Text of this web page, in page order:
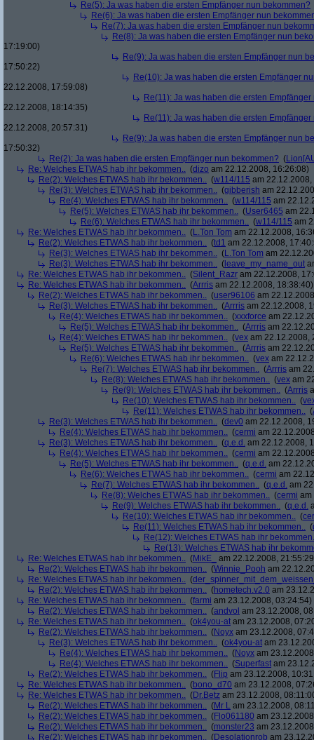
Re(5): Ja was haben die ersten Empfänger nun bekommen?
Re(6): Ja was haben die ersten Empfänger nun
Re(7): Ja was haben die ersten Empfänger nun
Re(8): Ja was haben die ersten Empfänger nun
17:19:00)
Re(9): Ja was haben die ersten Empfänger nun
17:50:22)
Re(10): Ja was haben die ersten Empfänger
22.12.2008, 17:59:08)
Re(11): Ja was haben die ersten
22.12.2008, 18:14:35)
Re(11): Ja was haben die ersten
22.12.2008, 20:57:31)
Re(9): Ja was haben die ersten Empfänger nun
17:50:32)
Re(2): Ja was haben die ersten Empfänger nun bekommen? (
Re: Welches ETWAS hab ihr bekommen.. (dizo am 22.12.2008, 16:26:08)
Re(2): Welches ETWAS hab ihr bekommen.. (w114/115 am
Re(3): Welches ETWAS hab ihr bekommen.. (gibberish am
Re(4): Welches ETWAS hab ihr bekommen.. (w114/115 am
Re(5): Welches ETWAS hab ihr bekommen.. (User6465 am
Re(6): Welches ETWAS hab ihr bekommen.. (w114/115 am
Re: Welches ETWAS hab ihr bekommen.. (L.Ton Tom am 22.12.2008,
Re(2): Welches ETWAS hab ihr bekommen.. (td1 am 22.12.2008,
Re(3): Welches ETWAS hab ihr bekommen.. (L.Ton Tom am
Re(3): Welches ETWAS hab ihr bekommen.. ( leave_my_name_out
Re: Welches ETWAS hab ihr bekommen.. (Silent_Razr am 22.12.2008,
Re: Welches ETWAS hab ihr bekommen.. (Arrris am 22.12.2008, 18:38:40)
Re(2): Welches ETWAS hab ihr bekommen.. (user96106 am
Re(3): Welches ETWAS hab ihr bekommen.. (Arrris am 22.12.2008,
Re(4): Welches ETWAS hab ihr bekommen.. (xxxforce am
Re(5): Welches ETWAS hab ihr bekommen.. (Arrris am
Re(4): Welches ETWAS hab ihr bekommen.. (vex am 22.12.2008,
Re(5): Welches ETWAS hab ihr bekommen.. (Arrris am
Re(6): Welches ETWAS hab ihr bekommen.. (vex am
Re(7): Welches ETWAS hab ihr bekommen.. (Arrris am
Re(8): Welches ETWAS hab ihr bekommen.. (vex am
Re(9): Welches ETWAS hab ihr bekommen.. (Arrris
Re(10): Welches ETWAS hab ihr bekommen.. (
Re(11): Welches ETWAS hab ihr bekommen.. (
Re(3): Welches ETWAS hab ihr bekommen.. (dev0 am 22.12.2008,
Re(4): Welches ETWAS hab ihr bekommen.. (cermi am
Re(3): Welches ETWAS hab ihr bekommen.. (q.e.d. am 22.12.2008,
Re(4): Welches ETWAS hab ihr bekommen.. (cermi am
Re(5): Welches ETWAS hab ihr bekommen.. (q.e.d. am
Re(6): Welches ETWAS hab ihr bekommen.. (cermi am
Re(7): Welches ETWAS hab ihr bekommen.. (q.e.d. am
Re(8): Welches ETWAS hab ihr bekommen.. (cermi am
Re(9): Welches ETWAS hab ihr bekommen.. (q.e.d.
Re(10): Welches ETWAS hab ihr bekommen.. (
Re(11): Welches ETWAS hab ihr bekommen.. (
Re(12): Welches ETWAS hab ihr
Re(13): Welches ETWAS hab ihr
Re: Welches ETWAS hab ihr bekommen.. (MikE_
am 22.12.2008,
Re(2): Welches ETWAS hab ihr bekommen.. (Winnie_Pooh am
Re: Welches ETWAS hab ihr bekommen.. (
Re(2): Welches ETWAS hab ihr bekommen.. (hometech.v2.0 am
Re: Welches ETWAS hab ihr bekommen.. (farmi am 23.12.2008, 03:24:54)
Re(2): Welches ETWAS hab ihr bekommen.. (andvol am 23.12.2008,
Re: Welches ETWAS hab ihr bekommen.. (ok4you-at am 23.12.2008,
Re(2): Welches ETWAS hab ihr bekommen.. (Noyx am 23.12.2008,
Re(3): Welches ETWAS hab ihr bekommen.. (ok4you-at am
Re(4): Welches ETWAS hab ihr bekommen.. (Noyx am
Re(4): Welches ETWAS hab ihr bekommen.. (Superfast am
Re(2): Welches ETWAS hab ihr bekommen.. (Flip am 23.12.2008,
Re: Welches ETWAS hab ihr bekommen.. (bono_d70 am 23.12.2008,
Re: Welches ETWAS hab ihr bekommen.. (Dr.Betz am 23.12.2008,
Re(2): Welches ETWAS hab ihr bekommen.. (Mr L am 23.12.2008,
Re(2): Welches ETWAS hab ihr bekommen.. (Flo061180 am
Re(2): Welches ETWAS hab ihr bekommen.. (monster23 am
Re(2): Welches ETWAS hab ihr bekommen.. (Desolationrob am